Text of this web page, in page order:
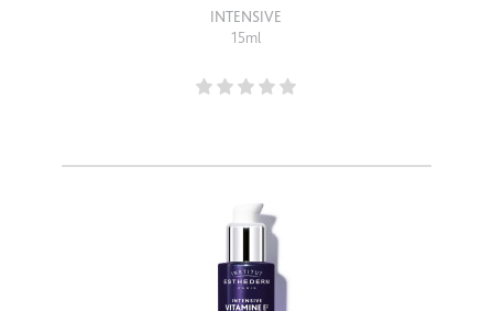
INTENSIVE
15ml